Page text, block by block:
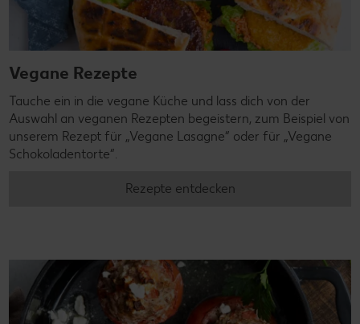
Vegane Rezepte
Tauche ein in die vegane Küche und lass dich von der
Auswahl an veganen Rezepten begeistern, zum Beispiel von
unserem Rezept für „Vegane Lasagne“ oder für „Vegane
Schokoladentorte“.
Rezepte entdecken